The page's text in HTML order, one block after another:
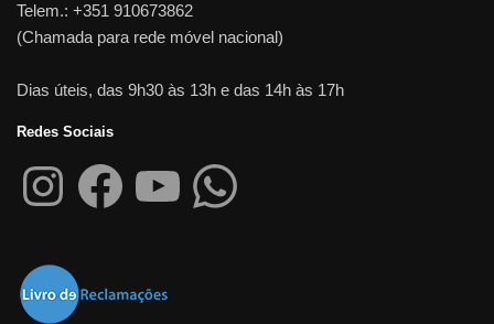
Telem.: +351 910673862
(Chamada para rede móvel nacional)
Dias úteis, das 9h30 às 13h e das 14h às 17h
Redes Sociais